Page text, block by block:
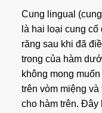
Cung lingual
là hai loại cung
răng sau khi đã
trong của hàm
không mong
trên vòm miệng
cho hàm trên. Đây